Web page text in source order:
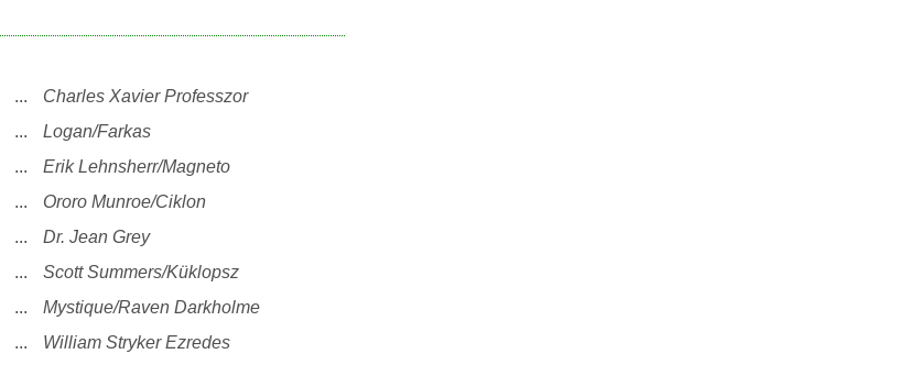
...
Charles Xavier Professzor
...
Logan/Farkas
...
Erik Lehnsherr/Magneto
...
Ororo Munroe/Ciklon
...
Dr. Jean Grey
...
Scott Summers/Küklopsz
...
Mystique/Raven Darkholme
...
William Stryker Ezredes